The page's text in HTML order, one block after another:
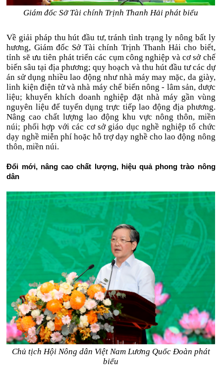
Giám đốc Sở Tài chính Trịnh Thanh Hải phát biểu
Về giải pháp thu hút đầu tư, tránh tình trạng ly nông bất ly
hương, Giám đốc Sở Tài chính Trịnh Thanh Hải cho biết,
tỉnh sẽ ưu tiên phát triển các cụm công nghiệp và cơ sở chế
biến sâu tại địa phương; quy hoạch và thu hút đầu tư các dự
án sử dụng nhiều lao động như nhà máy may mặc, da giày,
linh kiện điện tử và nhà máy chế biến nông - lâm sản, dược
liệu; khuyến khích doanh nghiệp đặt nhà máy gần vùng
nguyên liệu để tuyển dụng trực tiếp lao động địa phương.
Nâng cao chất lượng lao động khu vực nông thôn, miền
núi; phối hợp với các cơ sở giáo dục nghề nghiệp tổ chức
dạy nghề miễn phí hoặc hỗ trợ dạy nghề cho lao động nông
thôn, miền núi.
Đổi mới, nâng cao chất lượng, hiệu quả phong trào nông
dân
Chủ tịch Hội Nông dân Việt Nam Lương Quốc Đoàn phát
biểu